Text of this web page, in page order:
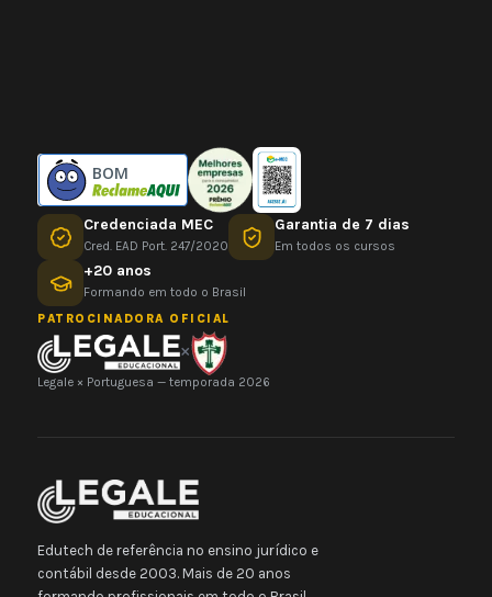
BOM
Credenciada MEC
Cred. EAD Port. 247/2020
Garantia de 7 dias
Em todos os cursos
+20 anos
Formando em todo o Brasil
PATROCINADORA OFICIAL
×
Legale × Portuguesa — temporada 2026
Edutech de referência no ensino jurídico e
contábil desde 2003. Mais de 20 anos